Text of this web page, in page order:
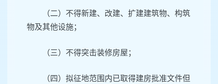
（二）不得新建、改建、扩建建筑物、构筑
物及其他设施；
（三）不得突击装修房屋；
（四）拟征地范围内已取得建房批准文件但